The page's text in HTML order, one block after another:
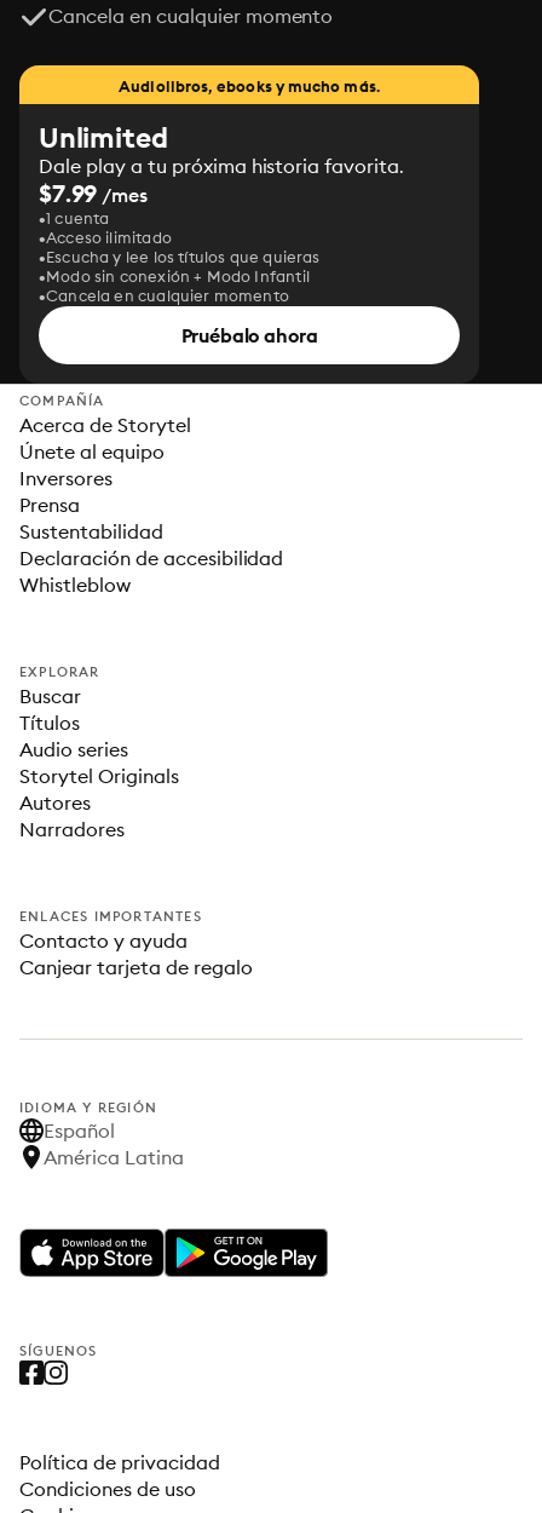
Cancela en cualquier momento
Audiolibros, ebooks y mucho más.
Unlimited
Dale play a tu próxima historia favorita.
$7.99 /mes
1 cuenta
Acceso ilimitado
Escucha y lee los títulos que quieras
Modo sin conexión + Modo Infantil
Cancela en cualquier momento
Pruébalo ahora
COMPAÑÍA
Acerca de Storytel
Únete al equipo
Inversores
Prensa
Sustentabilidad
Declaración de accesibilidad
Whistleblow
EXPLORAR
Buscar
Títulos
Audio series
Storytel Originals
Autores
Narradores
ENLACES IMPORTANTES
Contacto y ayuda
Canjear tarjeta de regalo
IDIOMA Y REGIÓN
Español
América Latina
SÍGUENOS
Política de privacidad
Condiciones de uso